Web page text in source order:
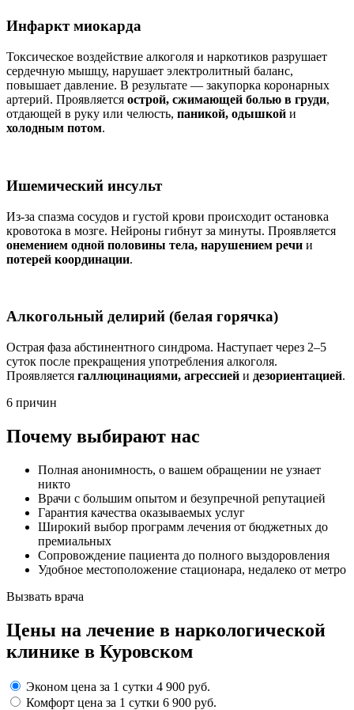
Инфаркт миокарда
Токсическое воздействие алкоголя и наркотиков разрушает
сердечную мышцу, нарушает электролитный баланс,
повышает давление. В результате — закупорка коронарных
артерий. Проявляется острой, сжимающей болью в груди,
отдающей в руку или челюсть, паникой, одышкой и
холодным потом.
Ишемический инсульт
Из-за спазма сосудов и густой крови происходит остановка
кровотока в мозге. Нейроны гибнут за минуты. Проявляется
онемением одной половины тела, нарушением речи и
потерей координации.
Алкогольный делирий (белая горячка)
Острая фаза абстинентного синдрома. Наступает через 2–5
суток после прекращения употребления алкоголя.
Проявляется галлюцинациями, агрессией и дезориентацией.
6 причин
Почему выбирают нас
Полная анонимность, о вашем обращении не узнает
никто
Врачи с большим опытом и безупречной репутацией
Гарантия качества оказываемых услуг
Широкий выбор программ лечения от бюджетных до
премиальных
Сопровождение пациента до полного выздоровления
Удобное местоположение стационара, недалеко от метро
Вызвать врача
Цены на лечение в наркологической
клинике в Куровском
Эконом цена за 1 сутки 4 900 руб.
Комфорт цена за 1 сутки 6 900 руб.